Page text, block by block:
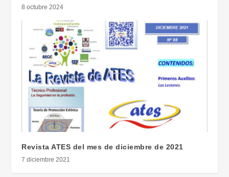
8 octubre 2024
Revista ATES del mes de diciembre de 2021
7 diciembre 2021